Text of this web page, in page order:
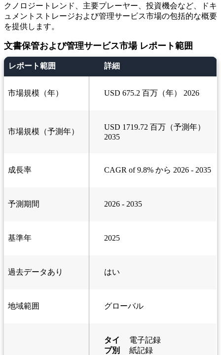
クノロジートレンド、主要プレーヤー、投資機会など、ドキ
ュメントストレージおよび管理サービス市場の包括的な概要
を提供します。
文書保管および管理サービス市場 レポート範囲
レポート範囲 詳細
市場規模（年） USD 675.2 百万（年） 2026
市場規模（予測年）
USD 1719.72 百万（予測年）
2035
成長率 CAGR of 9.8% から 2026 - 2035
予測期間 2026 - 2035
基準年 2025
過去データあり はい
地域範囲 グローバル
タイ
プ別
電子記録
紙記録